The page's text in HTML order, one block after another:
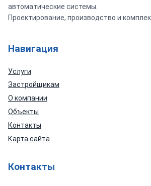
автоматические системы.
Проектирование, производство и
Навигация
Услуги
Застройщикам
О компании
Объекты
Контакты
Карта сайта
Контакты